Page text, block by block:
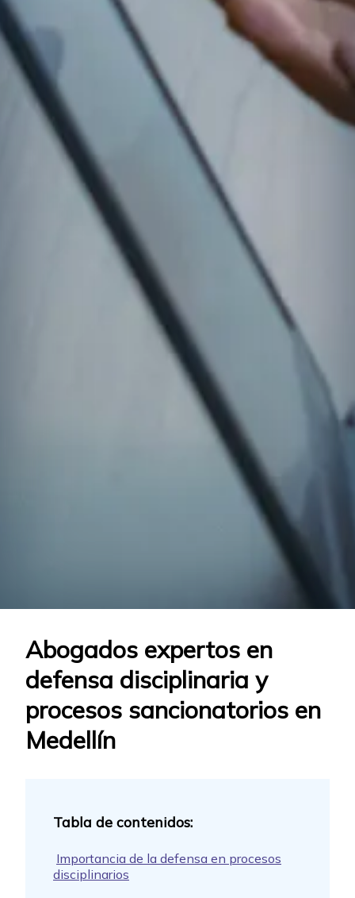
Abogados expertos en
defensa disciplinaria y
procesos sancionatorios en
Medellín
Importancia de la defensa en procesos
disciplinarios